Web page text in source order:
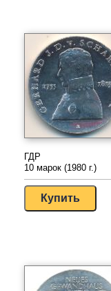
ГДР
10 марок (1980 г.)